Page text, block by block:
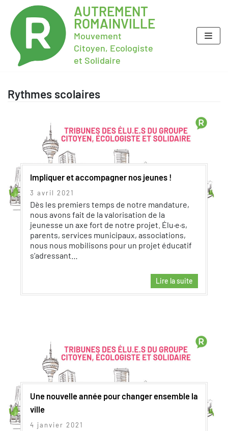
AUTREMENT
ROMAINVILLE
Mouvement
Citoyen, Ecologiste
et Solidaire
Rythmes scolaires
Impliquer et accompagner nos jeunes !
3 avril 2021
Dès les premiers temps de notre mandature,
nous avons fait de la valorisation de la
jeunesse un axe fort de notre projet. Élu·e·s,
parents, services municipaux, associations,
nous nous mobilisons pour un projet éducatif
s’adressant…
Lire la suite
Une nouvelle année pour changer ensemble la
ville
4 janvier 2021